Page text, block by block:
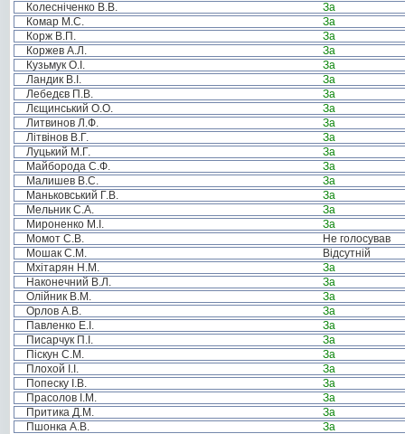
Колесніченко В.В.
За
Комар М.С.
За
Корж В.П.
За
Коржев А.Л.
За
Кузьмук О.І.
За
Ландик В.І.
За
Лебедєв П.В.
За
Лєщинський О.О.
За
Литвинов Л.Ф.
За
Літвінов В.Г.
За
Луцький М.Г.
За
Майборода С.Ф.
За
Малишев В.С.
За
Маньковський Г.В.
За
Мельник С.А.
За
Мироненко М.І.
За
Момот С.В.
Не голосував
Мошак С.М.
Відсутній
Мхітарян Н.М.
За
Наконечний В.Л.
За
Олійник В.М.
За
Орлов А.В.
За
Павленко Е.І.
За
Писарчук П.І.
За
Піскун С.М.
За
Плохой І.І.
За
Попеску І.В.
За
Прасолов І.М.
За
Притика Д.М.
За
Пшонка А.В.
За